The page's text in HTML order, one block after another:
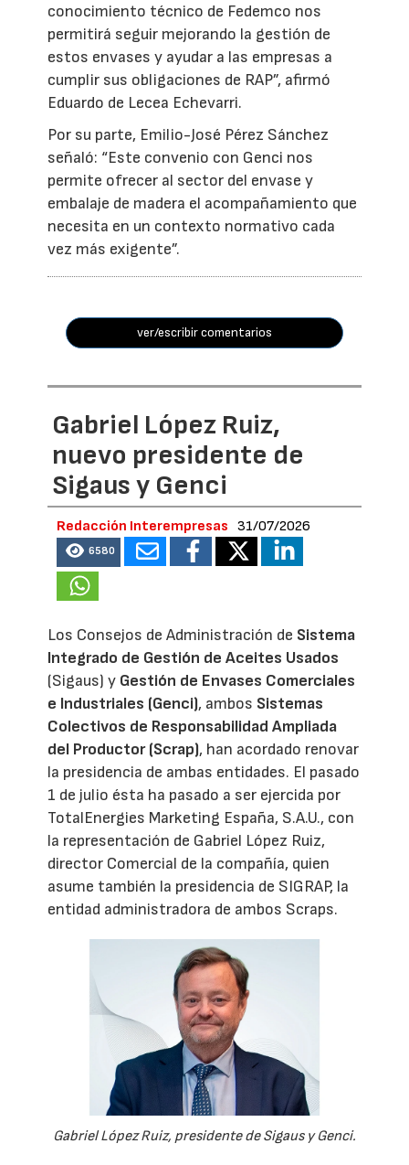
conocimiento técnico de Fedemco nos
permitirá seguir mejorando la gestión de
estos envases y ayudar a las empresas a
cumplir sus obligaciones de RAP”, afirmó
Eduardo de Lecea Echevarri.
Por su parte, Emilio-José Pérez Sánchez
señaló: “Este convenio con Genci nos
permite ofrecer al sector del envase y
embalaje de madera el acompañamiento que
necesita en un contexto normativo cada
vez más exigente”.
ver/escribir comentarios
Gabriel López Ruiz,
nuevo presidente de
Sigaus y Genci
Redacción Interempresas 31/07/2026
6580
Los Consejos de Administración de Sistema
Integrado de Gestión de Aceites Usados
(Sigaus) y Gestión de Envases Comerciales
e Industriales (Genci), ambos Sistemas
Colectivos de Responsabilidad Ampliada
del Productor (Scrap), han acordado renovar
la presidencia de ambas entidades. El pasado
1 de julio ésta ha pasado a ser ejercida por
TotalEnergies Marketing España, S.A.U., con
la representación de Gabriel López Ruiz,
director Comercial de la compañía, quien
asume también la presidencia de SIGRAP, la
entidad administradora de ambos Scraps.
Gabriel López Ruiz, presidente de Sigaus y Genci.